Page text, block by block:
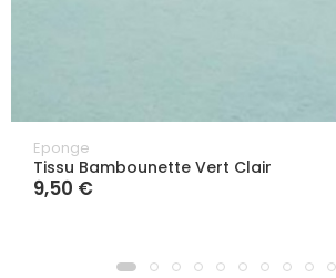
Eponge
Tissu Bambounette Vert Clair
9,50 €